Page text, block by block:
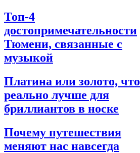
Топ-4
достопримечательности
Тюмени, связанные с
музыкой
Платина или золото, что
реально лучше для
бриллиантов в носке
Почему путешествия
меняют нас навсегда